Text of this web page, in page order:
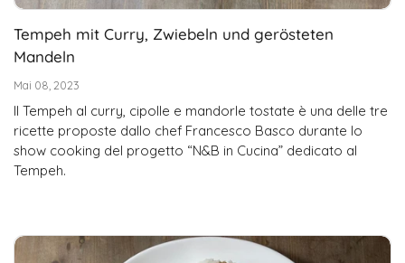
Tempeh mit Curry, Zwiebeln und gerösteten
Mandeln
Mai 08, 2023
Il Tempeh al curry, cipolle e mandorle tostate è una delle tre
ricette proposte dallo chef Francesco Basco durante lo
show cooking del progetto “N&B in Cucina” dedicato al
Tempeh.